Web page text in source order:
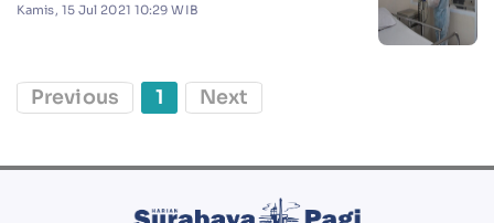
Kamis, 15 Jul 2021 10:29 WIB
Previous 1 Next